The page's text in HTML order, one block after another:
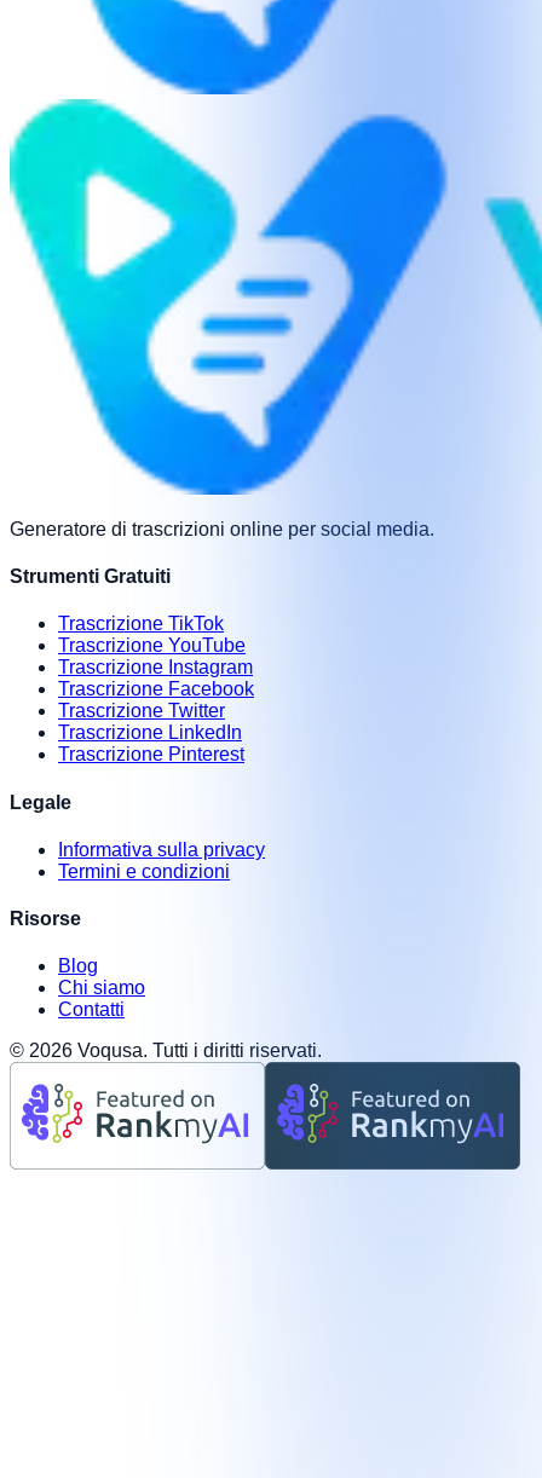
Generatore di trascrizioni online per social media.
Strumenti Gratuiti
Trascrizione TikTok
Trascrizione YouTube
Trascrizione Instagram
Trascrizione Facebook
Trascrizione Twitter
Trascrizione LinkedIn
Trascrizione Pinterest
Legale
Informativa sulla privacy
Termini e condizioni
Risorse
Blog
Chi siamo
Contatti
© 2026 Voqusa. Tutti i diritti riservati.